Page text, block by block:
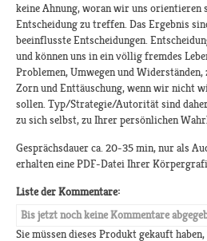
keine Ahnung, woran wir uns orientieren
Entscheidung zu treffen. Das Ergebnis
beeinflusste Entscheidungen.
und können uns in ein völlig fremdes
Problemen, Umwegen und
Zorn und Enttäuschung, wenn wir nicht
sollen. Typ/Strategie/Autorität sind
zu sich selbst, zu Ihrer persönlichen
Gesprächsdauer ca. 20-35 min, nur als
erhalten eine PDF-Datei Ihrer
Liste der Kommentare:
Bis jetzt noch keine Kommentare
Sie müssen dieses Produkt gekauft